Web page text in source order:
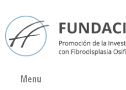
Menu